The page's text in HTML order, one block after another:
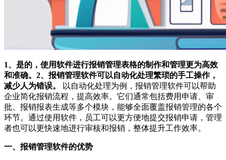
1、是的，使用软件进行报销管理表格的制作和管理更为高效
和准确。2、报销管理软件可以自动化处理繁琐的手工操作，
减少人为错误。
以自动化处理为例，报销管理软件可以帮助
企业简化报销流程，提高效率。它们通常包括费用申请、审
批、报销报表生成等多个模块，能够全面覆盖报销管理的各个
环节。通过使用软件，员工可以更方便地提交报销申请，管理
者也可以更快速地进行审核和报销，整体提升工作效率。
一、报销管理软件的优势